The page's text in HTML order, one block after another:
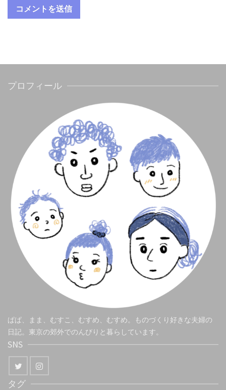
プロフィール
ぱぱ、まま、むすこ、むすめ、むすめ。ものづくり好きな夫婦の
日記。東京の郊外でのんびりと暮らしています。
SNS
タグ